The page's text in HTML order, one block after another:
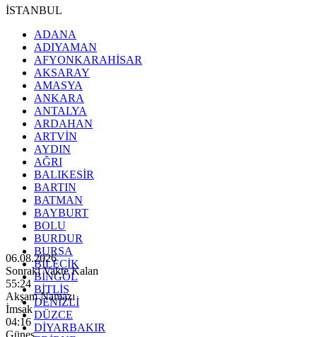
İSTANBUL
ADANA
ADIYAMAN
AFYONKARAHİSAR
AKSARAY
AMASYA
ANKARA
ANTALYA
ARDAHAN
ARTVİN
AYDIN
AĞRI
BALIKESİR
BARTIN
BATMAN
BAYBURT
BOLU
BURDUR
BURSA
BİLECİK
BİNGÖL
BİTLİS
DENİZLİ
DÜZCE
DİYARBAKIR
06.08.2026
Sonraki Vakte Kalan
55:22
Akşam Namazı
İmsak
04:16
Güneş